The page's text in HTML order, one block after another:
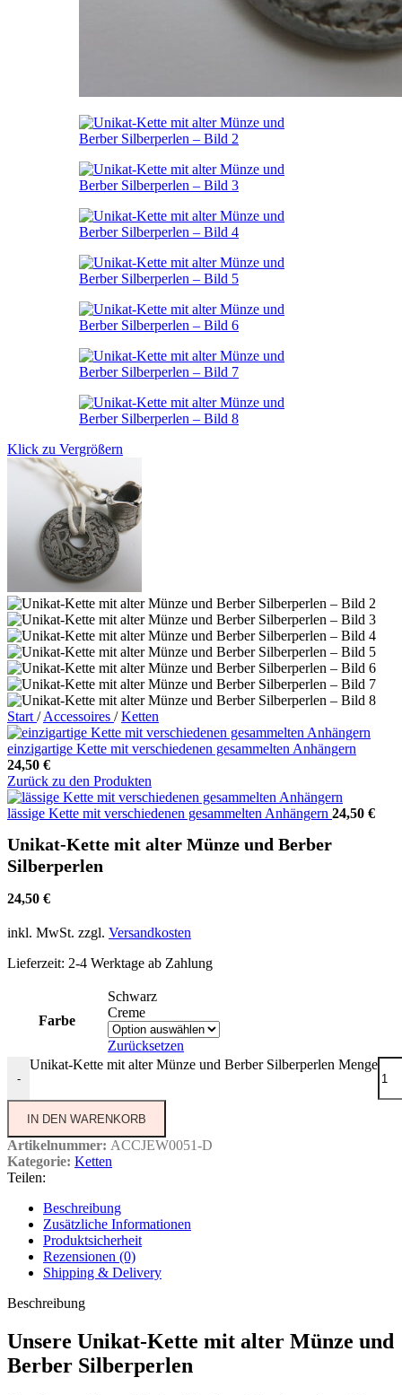
Klick zu Vergrößern
Start / Accessoires / Ketten
einzigartige Kette mit verschiedenen gesammelten Anhängern
24,50 €
Zurück zu den Produkten
lässige Kette mit verschiedenen gesammelten Anhängern 24,50 €
Unikat-Kette mit alter Münze und Berber
Silberperlen
24,50 €
inkl. MwSt. zzgl. Versandkosten
Lieferzeit: 2-4 Werktage ab Zahlung
Farbe
Schwarz
Creme
Zurücksetzen
-
Unikat-Kette mit alter Münze und Berber Silberperlen Menge
IN DEN WARENKORB
Artikelnummer: ACCJEW0051-D
Kategorie: Ketten
Teilen:
Beschreibung
Zusätzliche Informationen
Produktsicherheit
Rezensionen (0)
Shipping & Delivery
Beschreibung
Unsere Unikat-Kette mit alter Münze und
Berber Silberperlen